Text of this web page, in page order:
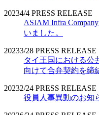
20234/4 PRESS RELEASE
ASIAM Infra
いました。
20233/28 PRESS RELEASE
タイ王国における公
向けて合弁契約を締
20232/24 PRESS RELEASE
役員人事異動のお知